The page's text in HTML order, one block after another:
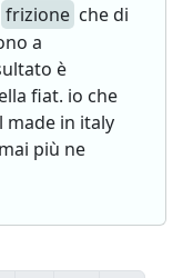
frizione che di
a
è
fiat. io che
made in italy
più ne